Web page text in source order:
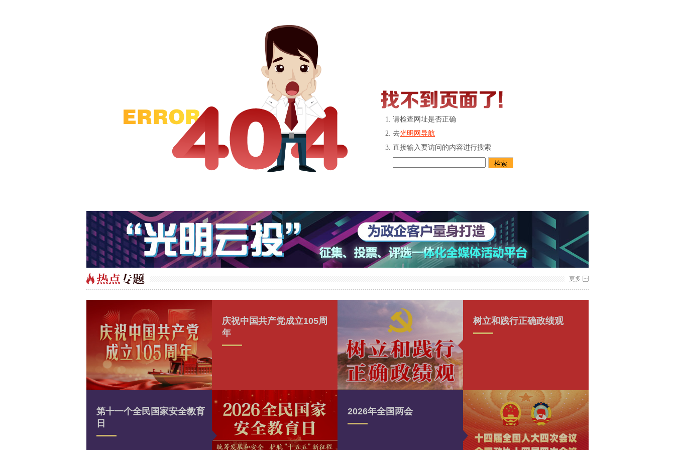
请检查网址是否正确
去光明网导航
直接输入要访问的内容进行搜索